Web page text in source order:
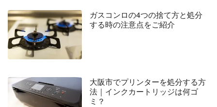
ガスコンロの4つの捨て方と処分
する時の注意点をご紹介
大阪市でプリンターを処分する方
法｜インクカートリッジは何ゴ
ミ？